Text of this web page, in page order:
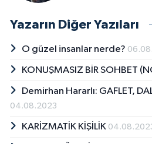
Yazarın Diğer Yazıları
O güzel insanlar nerde?
KONUŞMASIZ BİR SOHBET
Demirhan Hararlı: GAFLET,
04.08.2023
KARİZMATİK KİŞİLİK